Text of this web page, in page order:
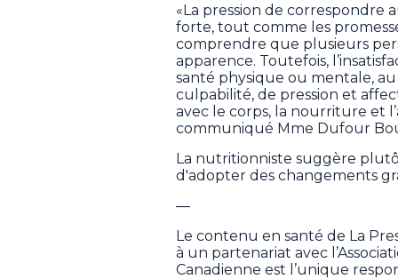
«La pression de correspondre
forte, tout comme les
comprendre que plusieurs
apparence. Toutefois,
santé physique ou mentale,
culpabilité, de pression et
avec le corps, la nourriture et
communiqué Mme Dufour
La nutritionniste suggère
d'adopter des changements
—
Le contenu en santé de La
à un partenariat avec
Canadienne est l’unique